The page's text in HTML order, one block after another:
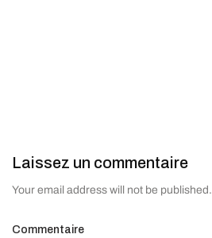
Laissez un commentaire
Your email address will not be published.
Commentaire